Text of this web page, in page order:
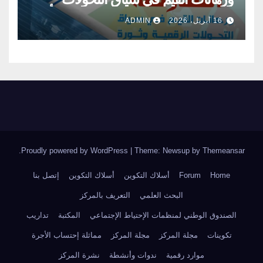
الرقمية وثورة الذكاء الاصطناعي : الأبعاد
والتحديات
16 أبريل، 2026 ADMIN
Proudly powered by WordPress Theme: Newsup by Themeansar
.
Home
Forum أسلاك التكوين أسلاك التكوين إتصل بنا
البحث العلمي التعريف بالمركز
الصندوق الوطني لمنظمات الإحتياط الإجتماعي المكتبة تداريب
تكوينات مجلة المركز مجلة المركز مماثلة إحتساب الأجرة
موارد رقمية ندوات وأنشطة نشرة المركز